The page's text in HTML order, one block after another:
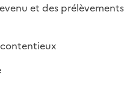
et des prélèvements